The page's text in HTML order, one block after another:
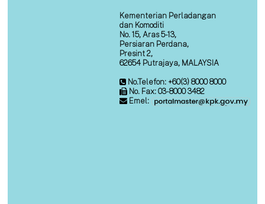
Kementerian Perladangan
dan Komoditi
No. 15, Aras 5-13,
Persiaran Perdana,
Presint 2,
62654 Putrajaya, MALAYSIA
No.Telefon: +60(3) 8000 8000
No. Fax: 03-8000 3482
Emel: